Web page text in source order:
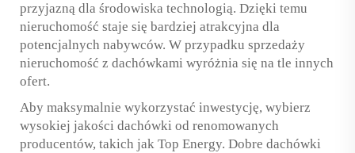
przyjazną dla środowiska technologią. Dzięki temu
nieruchomość staje się bardziej atrakcyjna dla
potencjalnych nabywców. W przypadku sprzedaży
nieruchomość z dachówkami wyróżnia się na tle innych
ofert.
Aby maksymalnie wykorzystać inwestycję, wybierz
wysokiej jakości dachówki od renomowanych
producentów, takich jak Top Energy. Dobre dachówki